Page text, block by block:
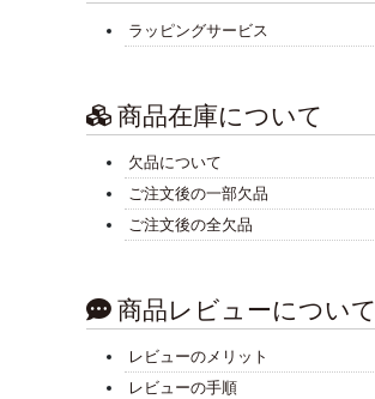
ラッピングサービス
商品在庫について
欠品について
ご注文後の一部欠品
ご注文後の全欠品
商品レビューについて
レビューのメリット
レビューの手順